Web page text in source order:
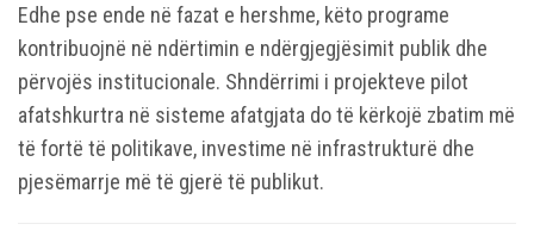
Edhe pse ende në fazat e hershme, këto programe
kontribuojnë në ndërtimin e ndërgjegjësimit publik dhe
përvojës institucionale. Shndërrimi i projekteve pilot
afatshkurtra në sisteme afatgjata do të kërkojë zbatim më
të fortë të politikave, investime në infrastrukturë dhe
pjesëmarrje më të gjerë të publikut.